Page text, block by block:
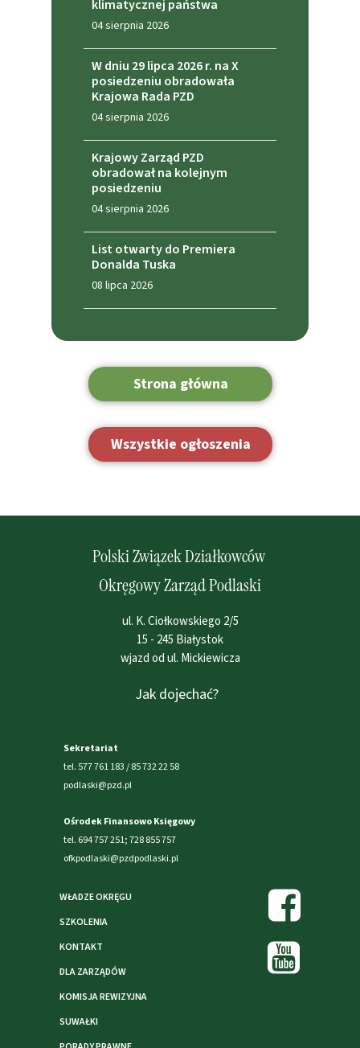
klimatycznej państwa
04 sierpnia 2026
W dniu 29 lipca 2026 r. na X
posiedzeniu obradowała
Krajowa Rada PZD
04 sierpnia 2026
Krajowy Zarząd PZD
obradował na kolejnym
posiedzeniu
04 sierpnia 2026
List otwarty do Premiera
Donalda Tuska
08 lipca 2026
Wszystkie ogłoszenia
Strona główna
Jak dojechać?
Polski Związek Działkowców
Okręgowy Zarząd Podlaski
ul. K. Ciołkowskiego 2/5
15 - 245 Białystok
wjazd od ul. Mickiewicza
Sekretariat
tel. 577 761 183 / 85 732 22 58
podlaski@pzd.pl
Ośrodek Finansowo Księgowy
tel. 694 757 251; 728 855 757
ofkpodlaski@pzdpodlaski.pl
WŁADZE OKRĘGU
SZKOLENIA
KONTAKT
DLA ZARZĄDÓW
KOMISJA REWIZYJNA
SUWAŁKI